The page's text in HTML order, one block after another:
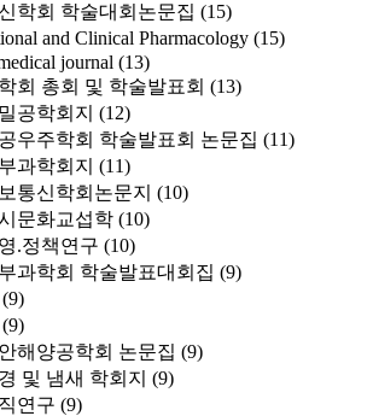
학회 학술대회논문집 (15)
and Clinical Pharmacology (15)
journal (13)
회 총회 및 학술발표회 (13)
공학회지 (12)
우주학회 학술발표회 논문집 (11)
과학회지 (11)
통신학회논문지 (10)
문화교섭학 (10)
.정책연구 (10)
과학회 학술발표대회집 (9)
(9)
(9)
해양공학회 논문집 (9)
및 냄새 학회지 (9)
연구 (9)